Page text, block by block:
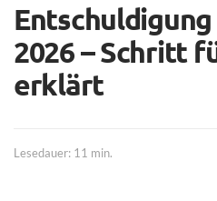
2026 – Schritt
erklärt
Lesedauer: 11 min.